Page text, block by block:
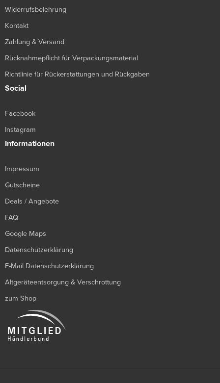
Widerrufsbelehrung
Kontakt
Zahlung & Versand
Rücknahmepflicht für Verpackungsmaterial
Richtlinie für Rückerstattungen und Rückgaben
Social
Facebook
Instagram
Informationen
Impressum
Gutscheine
Deals / Angebote
FAQ
Google Maps
Datenschutzerklärung
E-Mail Datenschutzerklärung
Altgeräteentsorgung & Verschrottung
zum Shop